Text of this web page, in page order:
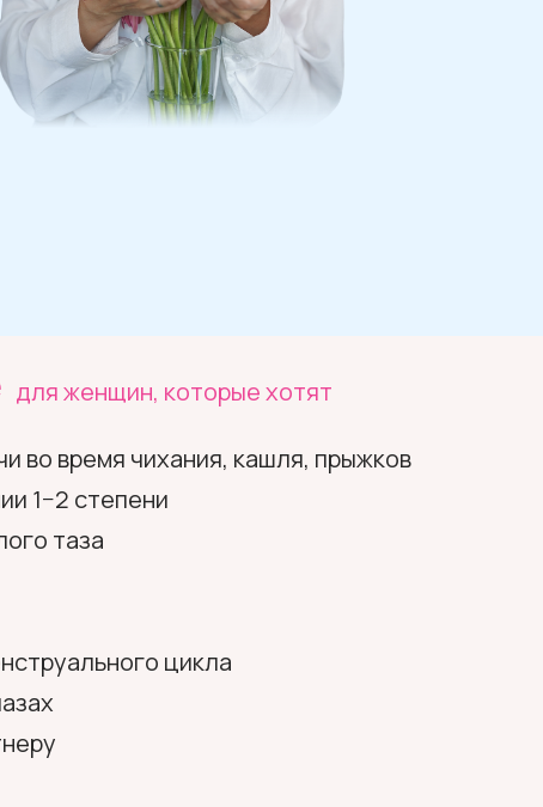
для женщин, которые хотят
во время чихания, кашля, прыжков
1−2 степени
таза
цикла